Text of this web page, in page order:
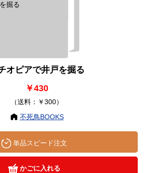
を掘る
オピアで井戸を掘る
￥430
（送料：￥300）
不死鳥BOOKS
単品スピード注文
かごに入れる